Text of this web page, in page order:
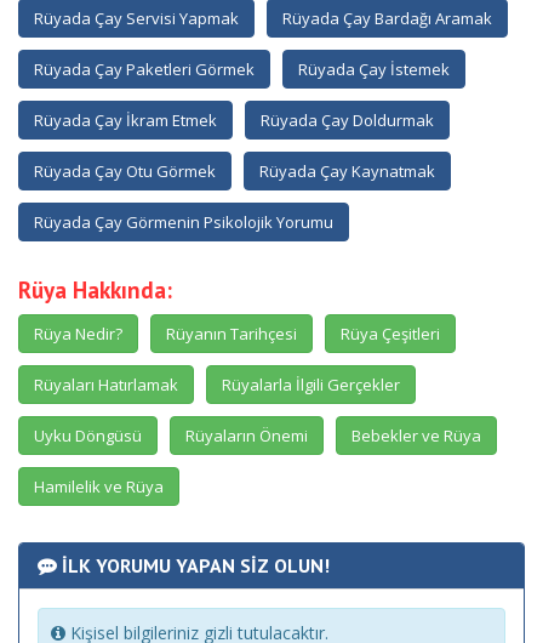
Rüyada Çay Servisi Yapmak Rüyada Çay Bardağı Aramak
Rüyada Çay Paketleri Görmek Rüyada Çay İstemek
Rüyada Çay İkram Etmek Rüyada Çay Doldurmak
Rüyada Çay Otu Görmek Rüyada Çay Kaynatmak
Rüyada Çay Görmenin Psikolojik Yorumu
Rüya Hakkında:
Rüya Nedir? Rüyanın Tarihçesi Rüya Çeşitleri
Rüyaları Hatırlamak Rüyalarla İlgili Gerçekler
Uyku Döngüsü Rüyaların Önemi Bebekler ve Rüya
Hamilelik ve Rüya
İLK YORUMU YAPAN SİZ OLUN!
Kişisel bilgileriniz gizli tutulacaktır.